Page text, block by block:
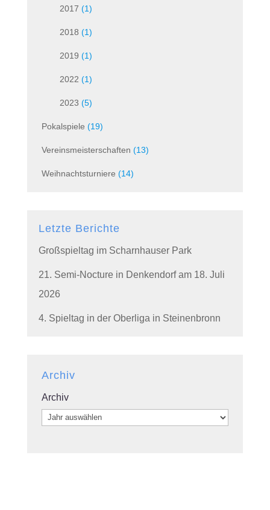
2017 (1)
2018 (1)
2019 (1)
2022 (1)
2023 (5)
Pokalspiele (19)
Vereinsmeisterschaften (13)
Weihnachtsturniere (14)
Letzte Berichte
Großspieltag im Scharnhauser Park
21. Semi-Nocture in Denkendorf am 18. Juli
2026
4. Spieltag in der Oberliga in Steinenbronn
Archiv
Archiv